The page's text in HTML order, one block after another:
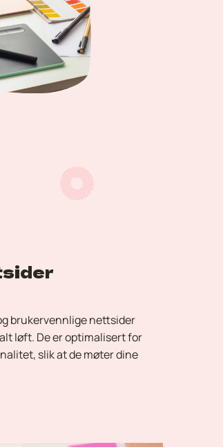
brukervennlige nettsider
løft. De er optimalisert for
slik at de møter dine